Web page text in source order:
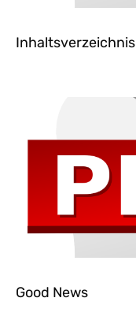
Inhaltsverzeichnis
Good News